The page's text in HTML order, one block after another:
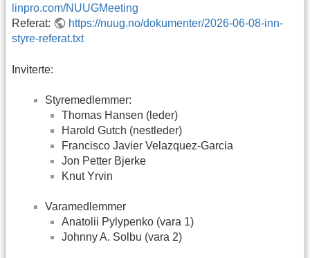
linpro.com/NUUGMeeting
Referat:
https://nuug.no/dokumenter/2026-06-08-inn-
styre-referat.txt
Inviterte:
Styremedlemmer:
Thomas Hansen (leder)
Harold Gutch (nestleder)
Francisco Javier Velazquez-Garcia
Jon Petter Bjerke
Knut Yrvin
Varamedlemmer
Anatolii Pylypenko (vara 1)
Johnny A. Solbu (vara 2)